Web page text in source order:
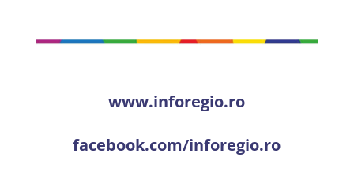
www.inforegio.ro
facebook.com/inforegio.ro